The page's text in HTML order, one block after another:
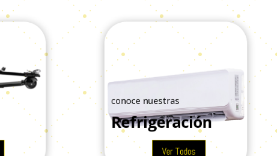
conoce nuestras
Refrigeración